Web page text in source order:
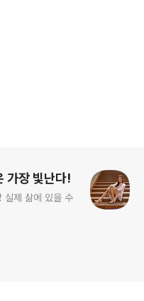
다움은 가장 빛난다!
실제 삶에 있을 수